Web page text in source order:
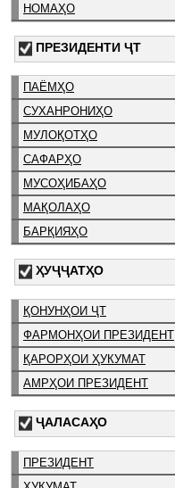
НОМАҲО
ПРЕЗИДЕНТИ ҶТ
ПАЁМҲО
СУХАНРОНИҲО
МУЛОҚОТҲО
САФАРҲО
МУСОҲИБАҲО
МАҚОЛАҲО
БАРҚИЯҲО
ҲУҶҶАТҲО
ҚОНУНҲОИ ҶТ
ФАРМОНҲОИ ПРЕЗИДЕНТ
ҚАРОРҲОИ ҲУКУМАТ
АМРҲОИ ПРЕЗИДЕНТ
ҶАЛАСАҲО
ПРЕЗИДЕНТ